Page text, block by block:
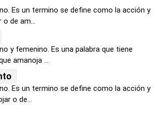
Es un termino se define como la acción y
de am...
y femenino. Es una palabra que tiene
amanoja ...
Es un termino se define como la acción y
o de...